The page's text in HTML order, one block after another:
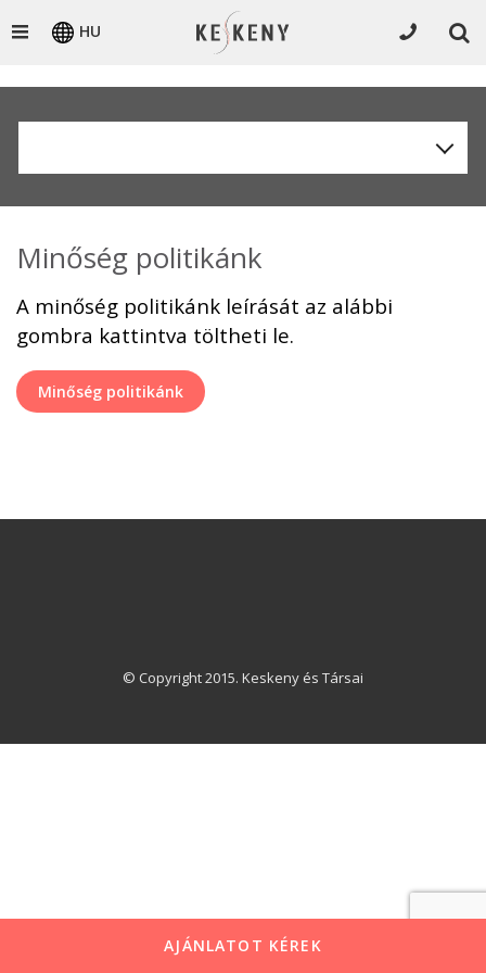
HU
Minőség politikánk
A minőség politikánk leírását az alábbi
gombra kattintva töltheti le.
Minőség politikánk
© Copyright 2015. Keskeny és Társai
AJÁNLATOT KÉREK